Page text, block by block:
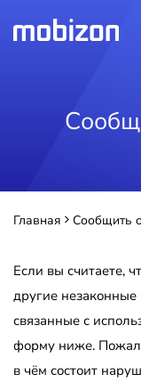
Главная Сообщить
Если вы считаете,
другие
связанные с
форму ниже.
в чём состоит